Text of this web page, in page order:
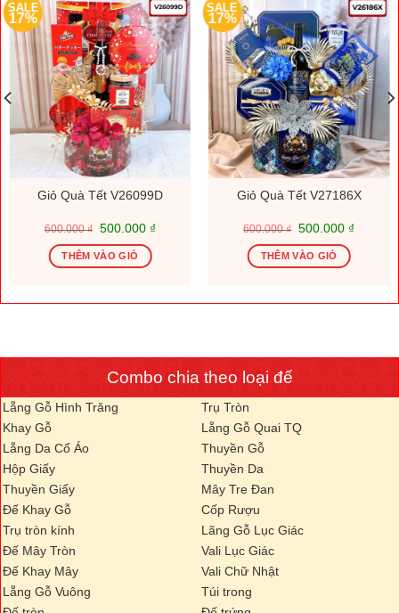
SALE
17%
Giỏ Quà Tết V26099D
600.000₫
Giá
là:
600.000 ₫.
500.000 ₫Giá
THÊM VÀO GIỎ
SALE
17%
Giỏ Quà Tết V27186X
600.000₫
Giá
là:
600.000 ₫.
500.000 ₫Giá
THÊM VÀO GIỎ
Combo chia theo loại đế
Lẵng Gỗ Hình Trăng
Trụ Tròn
Khay Gỗ
Lẵng Gỗ Quai TQ
Lẵng Da Cổ Áo
Thuyền Gỗ
Hộp Giấy
Thuyền Da
Thuyền Giấy
Mây Tre Đan
Đế Khay Gỗ
Cốp Rượu
Trụ tròn kính
Lãng Gỗ Lục Giác
Đế Mây Tròn
Vali Lục Giác
Đế Khay Mây
Vali Chữ Nhật
Lẵng Gỗ Vuông
Túi trong